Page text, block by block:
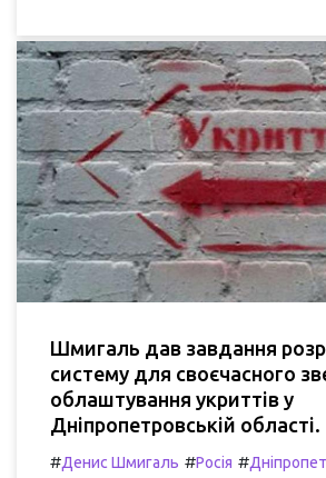
Шмигаль дав завдання
систему для своєчасного
облаштування укриттів у
Дніпропетровській області.
#Денис Шмигаль #Росія #